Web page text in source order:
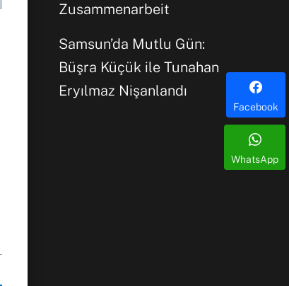
Zusammenarbeit
Samsun’da Mutlu Gün:
Büşra Küçük ile Tunahan
Eryılmaz Nişanlandı
Facebook
WhatsApp